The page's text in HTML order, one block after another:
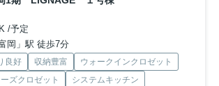
/予定
岡」駅 徒歩7分
良好 収納豊富
ウォークインクロゼット
ズクロゼット
システムキッチン